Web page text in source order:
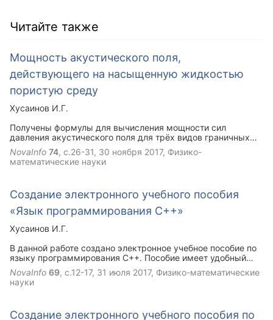
Читайте также
Мощность акустического поля,
действующего на насыщенную жидкостью
пористую среду
Хусаинов И.Г.
Получены формулы для вычисления мощности сил
давления акустического поля для трёх видов граничных
условий. Исследованы зависимости мощности поля от
параметров акустического поля и среды. Показано, что
при больших значениях частоты мощность поля не зависит
NovaInfo 74, с.26-31, 30 ноября 2017, Физико-
математические науки
Создание электронного учебного пособия
«Язык программирования C++»
Хусаинов И.Г.
В данной работе создано электронное учебное пособие по
языку программирования С++. Пособие имеет удобный
графический интерфейс. Теоретический материал
разделен на структурное и объектно-ориентированное
программирование. Пособие содержит задания для
NovaInfo 69, с.12-17, 31 июля 2017, Физико-математические
науки
Создание электронного учебного пособия по